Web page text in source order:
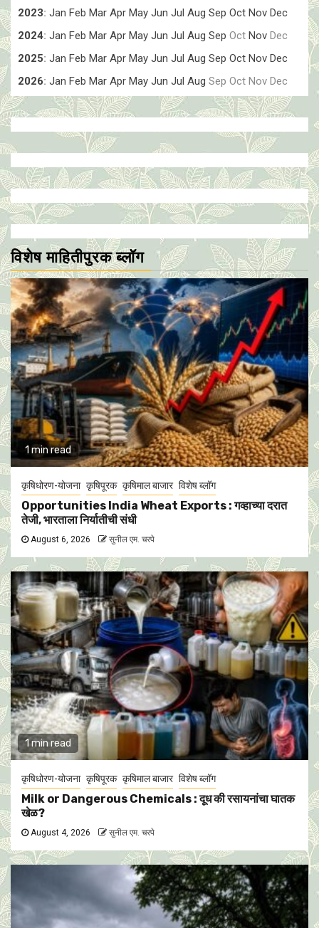
2023: Jan Feb Mar Apr May Jun Jul Aug Sep Oct Nov Dec
2024: Jan Feb Mar Apr May Jun Jul Aug Sep Oct Nov Dec
2025: Jan Feb Mar Apr May Jun Jul Aug Sep Oct Nov Dec
2026: Jan Feb Mar Apr May Jun Jul Aug Sep Oct Nov Dec
विशेष माहितीपुरक ब्लॉग
1 min read
कृषिधोरण-योजना कृषिपूरक कृषिमाल बाजार विशेष ब्लॉग
Opportunities India Wheat Exports : गव्हाच्या दरात
तेजी, भारताला निर्यातीची संधी
August 6, 2026 सुनील एम. चरपे
1 min read
कृषिधोरण-योजना कृषिपूरक कृषिमाल बाजार विशेष ब्लॉग
Milk or Dangerous Chemicals : दूध की रसायनांचा घातक
खेळ?
August 4, 2026 सुनील एम. चरपे